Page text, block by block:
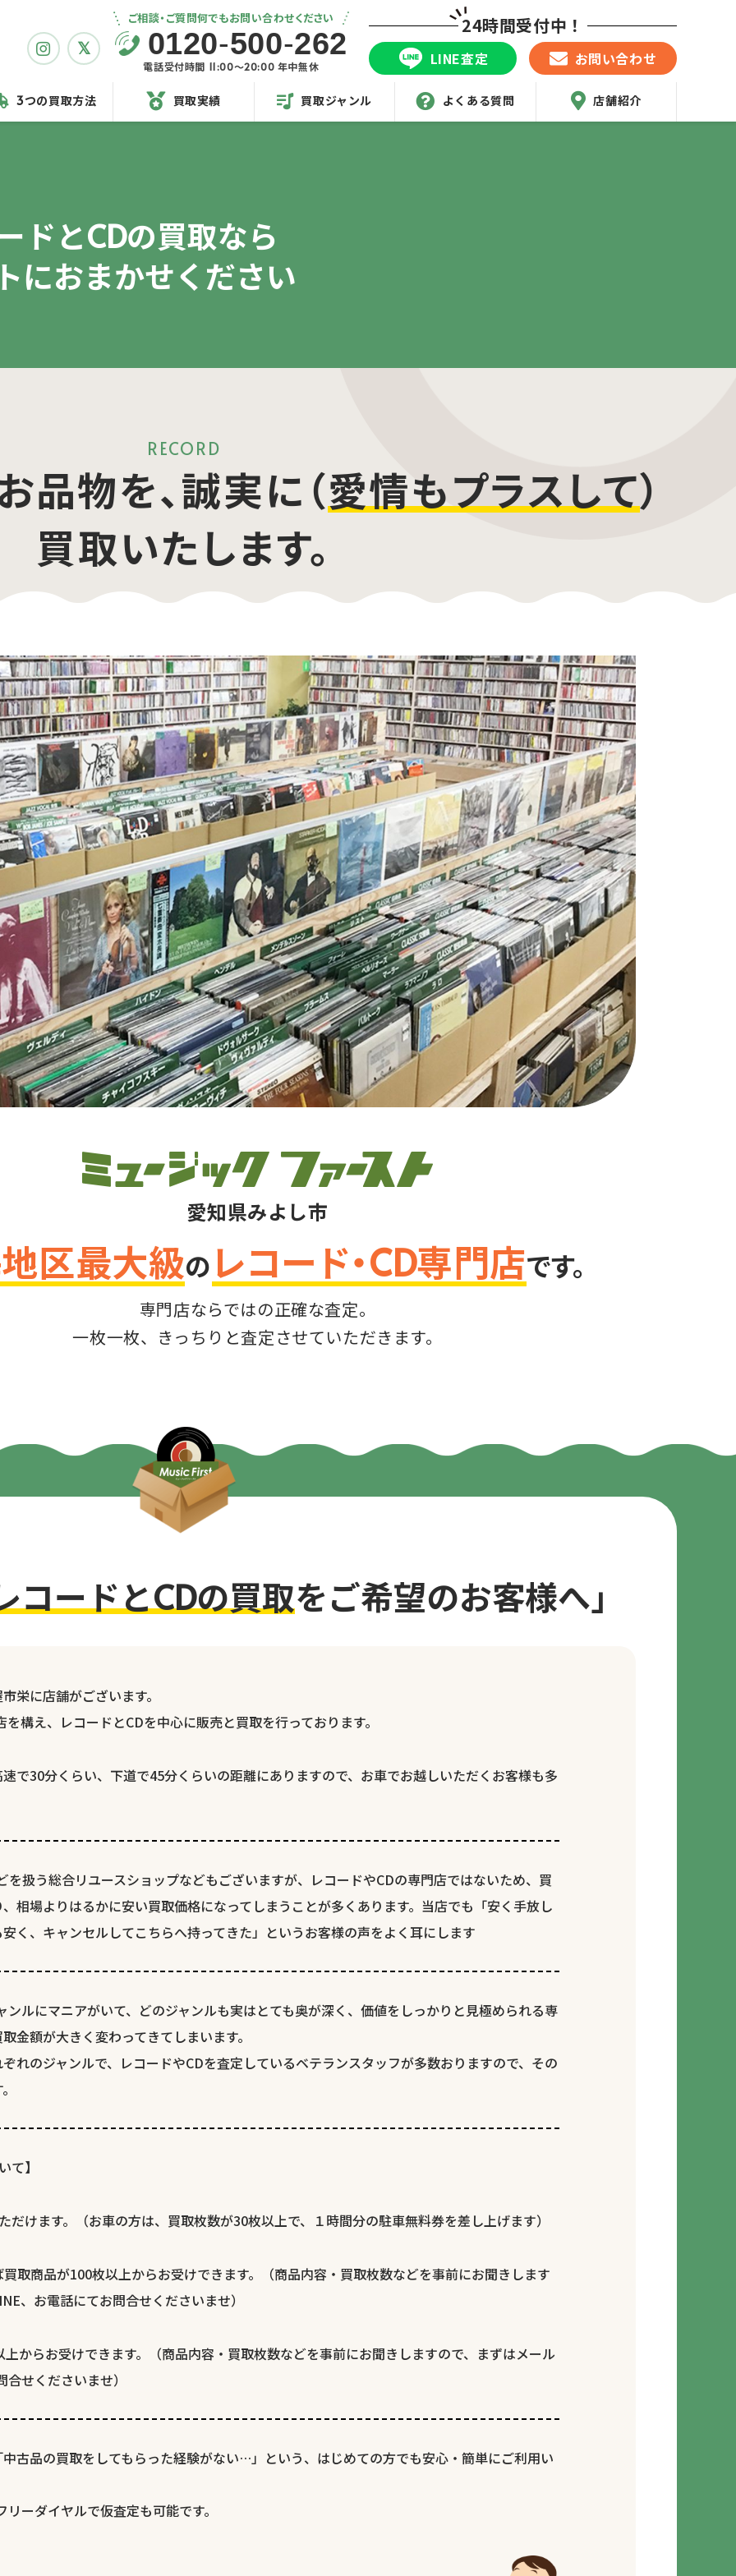
3つの買取方法 買取実績 買取ジャンル よくある質問 店舗紹介
ご相談・ご質問何でもお問い合わせください
0120-500-262
電話受付時間 11:00〜20:00 年中無休
24時間受付中！
LINE査定 お問い合わせ
ドとCDの買取なら
におまかせください
RECORD
物を、誠実に（愛情もプラスして）
買取いたします。
愛知県みよし市
区最大級の レコード・CD専門店です。
専門店ならではの正確な査定。
一枚一枚、きっちりと査定させていただきます。
コードとCDの買取をご希望のお客様へ」
栄に店舗がございます。
構え、レコードとCDを中心に販売と買取を行っております。
で30分くらい、下道で45分くらいの距離にありますので、お車でお越しいただくお客様も多
を扱う総合リユースショップなどもございますが、レコードやCDの専門店ではないため、買
相場よりはるかに安い買取価格になってしまうことが多くあります。当店でも「安く手放し
く、キャンセルしてこちらへ持ってきた」というお客様の声をよく耳にします
ンルにマニアがいて、どのジャンルも実はとても奥が深く、価値をしっかりと見極められる専
金額が大きく変わってきてしまいます。
れのジャンルで、レコードやCDを査定しているベテランスタッフが多数おりますので、その
て】
けます。（お車の方は、買取枚数が30枚以上で、１時間分の駐車無料券を差し上げます）
取商品が100枚以上からお受けできます。（商品内容・買取枚数などを事前にお聞きします
、お電話にてお問合せくださいませ）
からお受けできます。（商品内容・買取枚数などを事前にお聞きしますので、まずはメール
せくださいませ）
古品の買取をしてもらった経験がない…」という、はじめての方でも安心・簡単にご利用い
ーダイヤルで仮査定も可能です。